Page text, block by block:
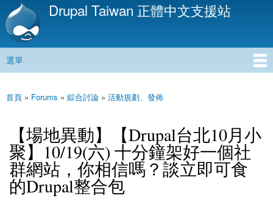
移
內
Drupal Taiwan 正體中文支援站
主選單
選單
您在這裡
首頁 » Forums » 綜合討論 » 活動規劃、發佈
【場地異動】【Drupal台北10月小
聚】10/19(六) 十分鐘架好一個社
群網站，你相信嗎？談立即可食
的Drupal整合包